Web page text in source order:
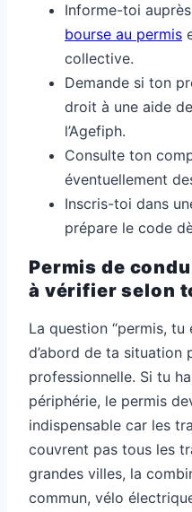
Informe-toi
bourse au permis
collective.
Demande si ton
droit à une aide
l’Agefiph.
Consulte ton
éventuellement
Inscris-toi dans
prépare le code
Permis de
à vérifier selon
La question “permis, tu
d’abord de ta situation
professionnelle. Si tu
périphérie, le permis
indispensable car les
couvrent pas tous les
grandes villes, la
commun, vélo